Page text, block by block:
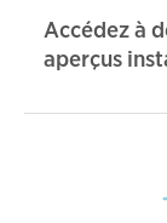
Accédez à
aperçus